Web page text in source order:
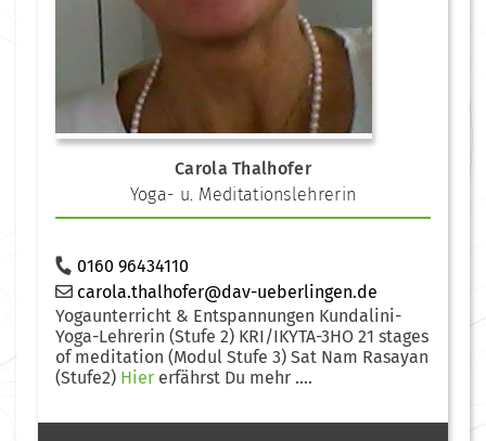
Carola Thalhofer
Yoga- u. Meditationslehrerin
0160 96434110
carola.thalhofer@dav-ueberlingen.de
Yogaunterricht & Entspannungen Kundalini-
Yoga-Lehrerin (Stufe 2) KRI/IKYTA-3HO 21 stages
of meditation (Modul Stufe 3) Sat Nam Rasayan
(Stufe2) Hier erfährst Du mehr ....